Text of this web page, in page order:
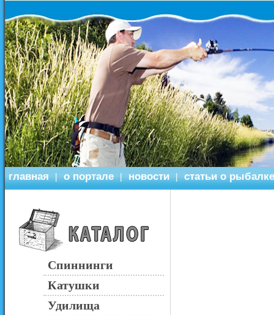
главная | о портале | новости | статьи о рыбалке
Спиннинги
Катушки
Удилища